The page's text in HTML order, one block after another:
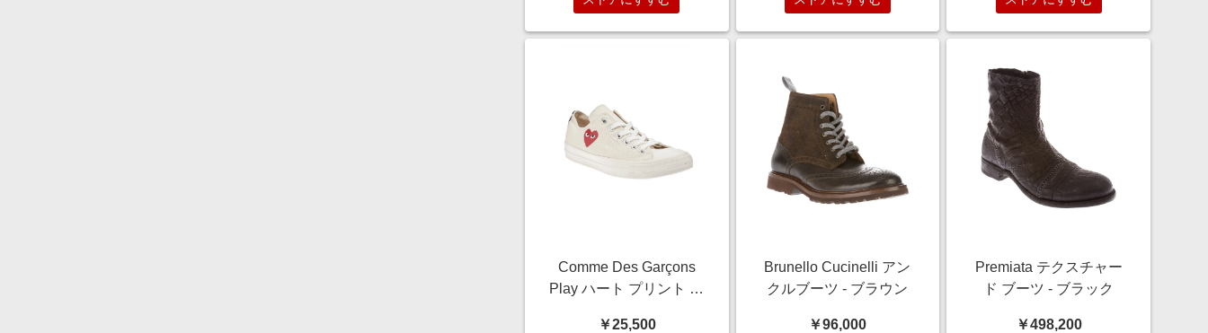
Comme Des Garçons
Play ハート プリント ス
￥25,500
Brunello Cucinelli アン
クルブーツ - ブラウン
￥96,000
Premiata テクスチャー
ド ブーツ - ブラック
￥498,200